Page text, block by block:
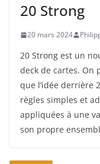
20 Strong
20 mars 2024
20 Strong est un
deck de cartes. On
que l’idée derrière
règles simples et
appliquées à une
son propre